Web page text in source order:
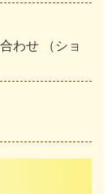
わせ （ショ